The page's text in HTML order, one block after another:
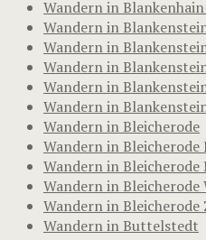
Wandern in
Wandern in
Wandern in
Wandern in
Wandern in
Wandern in
Wandern in Bleicherode
Wandern in Bleicherode
Wandern in
Wandern in
Wandern in
Wandern in Buttelstedt